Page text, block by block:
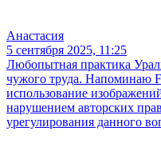
Анастасия
5 сентября 2025, 11:25
Любопытная практика
чужого труда. Напоминаю
использование
нарушением авторских
урегулирования данного